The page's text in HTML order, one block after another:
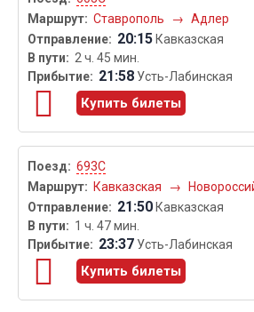
Ставрополь
→ Адлер
20:15 Кавказская
2 ч. 45 мин.
21:58 Усть-Лабинская
Купить билеты
693С
Кавказская
→
21:50 Кавказская
1 ч. 47 мин.
23:37 Усть-Лабинская
Купить билеты